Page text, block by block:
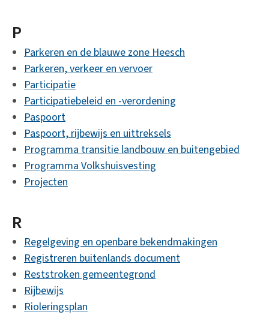
P
Parkeren en de blauwe zone Heesch
Parkeren, verkeer en vervoer
Participatie
Participatiebeleid en -verordening
Paspoort
Paspoort, rijbewijs en uittreksels
Programma transitie landbouw en buitengebied
Programma Volkshuisvesting
Projecten
R
Regelgeving en openbare bekendmakingen
Registreren buitenlands document
Reststroken gemeentegrond
Rijbewijs
Rioleringsplan